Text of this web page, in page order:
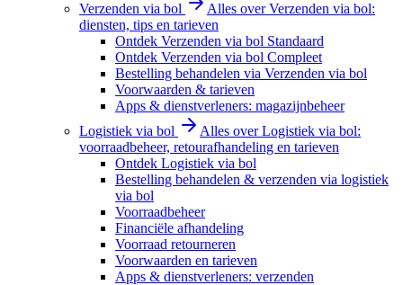
Verzenden via bol
Alles over Verzenden via bol:
diensten, tips en tarieven
Ontdek Verzenden via bol Standaard
Ontdek Verzenden via bol Compleet
Bestelling behandelen via Verzenden via bol
Voorwaarden & tarieven
Apps & dienstverleners: magazijnbeheer
Logistiek via bol
Alles over Logistiek via bol:
voorraadbeheer, retourafhandeling en tarieven
Ontdek Logistiek via bol
Bestelling behandelen & verzenden via logistiek
via bol
Voorraadbeheer
Financiële afhandeling
Voorraad retourneren
Voorwaarden en tarieven
Apps & dienstverleners: verzenden